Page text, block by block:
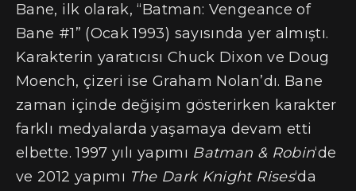
Bane, ilk olarak, “Batman: Vengeance of
Bane #1” (Ocak 1993) sayısında yer almıştı.
Karakterin yaratıcısı Chuck Dixon ve Doug
Moench, çizeri ise Graham Nolan’dı. Bane
zaman içinde değişim gösterirken karakter
farklı medyalarda yaşamaya devam etti
elbette. 1997 yılı yapımı Batman & Robin‘de
ve 2012 yapımı The Dark Knight Rises‘da